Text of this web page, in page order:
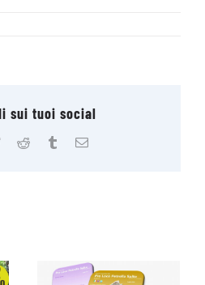
sui tuoi social
TwitterReddit TumblrEmail